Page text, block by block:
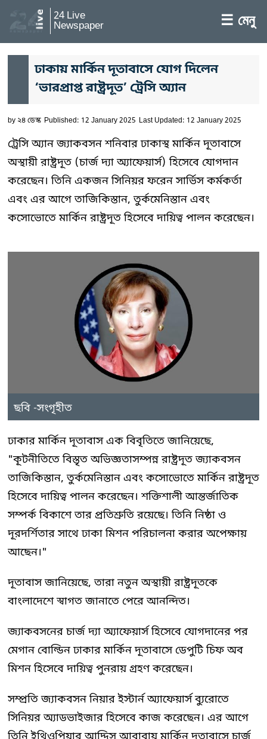
24 Live
Newspaper ☰ মেনু
ঢাকায় মার্কিন দূতাবাসে যোগ দিলেন
‘ভারপ্রাপ্ত রাষ্ট্রদূত’ ট্রেসি অ্যান
by২৪ ডেস্ক Published: 12 January 2025 Last Updated: 12 January 2025
ট্রেসি অ্যান জ্যাকবসন শনিবার ঢাকাস্থ মার্কিন দূতাবাসে
অস্থায়ী রাষ্ট্রদূত (চার্জ দ্যা অ্যাফেয়ার্স) হিসেবে যোগদান
করেছেন। তিনি একজন সিনিয়র ফরেন সার্ভিস কর্মকর্তা
এবং এর আগে তাজিকিস্তান, তুর্কমেনিস্তান এবং
কসোভোতে মার্কিন রাষ্ট্রদূত হিসেবে দায়িত্ব পালন করেছেন।
ছবি -সংগৃহীত
ঢাকার মার্কিন দূতাবাস এক বিবৃতিতে জানিয়েছে,
"কূটনীতিতে বিস্তৃত অভিজ্ঞতাসম্পন্ন রাষ্ট্রদূত জ্যাকবসন
তাজিকিস্তান, তুর্কমেনিস্তান এবং কসোভোতে মার্কিন রাষ্ট্রদূত
হিসেবে দায়িত্ব পালন করেছেন। শক্তিশালী আন্তর্জাতিক
সম্পর্ক বিকাশে তার প্রতিশ্রুতি রয়েছে। তিনি নিষ্ঠা ও
দূরদর্শিতার সাথে ঢাকা মিশন পরিচালনা করার অপেক্ষায়
আছেন।"
দূতাবাস জানিয়েছে, তারা নতুন অস্থায়ী রাষ্ট্রদূতকে
বাংলাদেশে স্বাগত জানাতে পেরে আনন্দিত।
জ্যাকবসনের চার্জ দ্যা অ্যাফেয়ার্স হিসেবে যোগদানের পর
মেগান বোল্ডিন ঢাকার মার্কিন দূতাবাসে ডেপুটি চিফ অব
মিশন হিসেবে দায়িত্ব পুনরায় গ্রহণ করেছেন।
সম্প্রতি জ্যাকবসন নিয়ার ইস্টার্ন অ্যাফেয়ার্স ব্যুরোতে
সিনিয়র অ্যাডভাইজার হিসেবে কাজ করেছেন। এর আগে